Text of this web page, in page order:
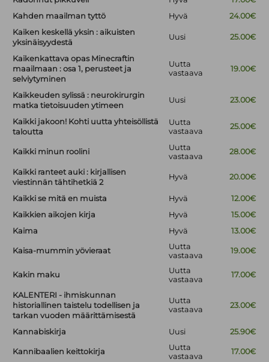
Kahden maailman tyttö
Hyvä
24.00€
Kaiken keskellä yksin : aikuisten
yksinäisyydestä
Uusi 25.00€
Kaikenkattava opas Minecraftin
maailmaan : osa 1, perusteet ja
selviytyminen
Uutta
vastaava
19.00€
Kaikkeuden sylissä : neurokirurgin
matka tietoisuuden ytimeen
Uusi 23.00€
Kaikki jakoon! Kohti uutta yhteisöllistä
taloutta
Uutta
vastaava
25.00€
Kaikki minun roolini
Uutta
vastaava
28.00€
Kaikki ranteet auki : kirjallisen
viestinnän tähtihetkiä 2
Hyvä 20.00€
Kaikki se mitä en muista Hyvä
12.00€
Kaikkien aikojen kirja
Hyvä
15.00€
Kaima
Hyvä 13.00€
Kaisa-mummin yövieraat
Uutta
vastaava
19.00€
Kakin maku
Uutta
vastaava
17.00€
KALENTERI - ihmiskunnan
historiallinen taistelu todellisen ja
tarkan vuoden määrittämisestä
Uutta
vastaava
23.00€
Kannabiskirja Uusi 25.90€
Kannibaalien keittokirja
Uutta
vastaava
17.00€